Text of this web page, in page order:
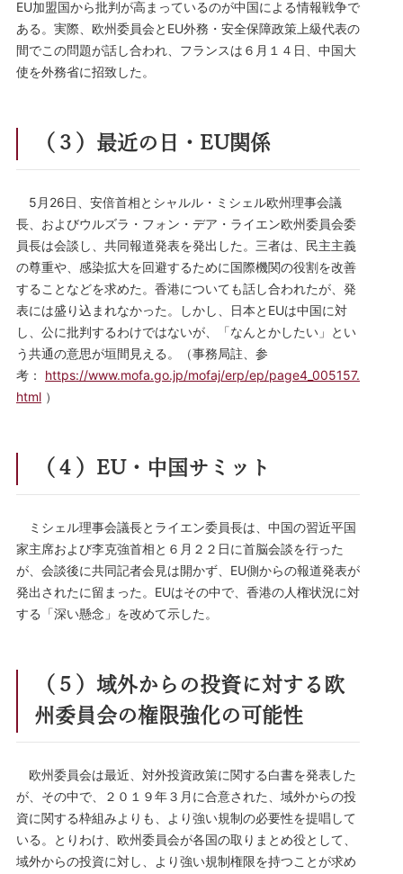
EU加盟国から批判が高まっているのが中国による情報戦争で
ある。実際、欧州委員会とEU外務・安全保障政策上級代表の
間でこの問題が話し合われ、フランスは６月１４日、中国大
使を外務省に招致した。
（３）最近の日・EU関係
5月26日、安倍首相とシャルル・ミシェル欧州理事会議
長、およびウルズラ・フォン・デア・ライエン欧州委員会委
員長は会談し、共同報道発表を発出した。三者は、民主主義
の尊重や、感染拡大を回避するために国際機関の役割を改善
することなどを求めた。香港についても話し合われたが、発
表には盛り込まれなかった。しかし、日本とEUは中国に対
し、公に批判するわけではないが、「なんとかしたい」とい
う共通の意思が垣間見える。（事務局註、参
考： https://www.mofa.go.jp/mofaj/erp/ep/page4_005157.
html ）
（４）EU・中国サミット
ミシェル理事会議長とライエン委員長は、中国の習近平国
家主席および李克強首相と６月２２日に首脳会談を行った
が、会談後に共同記者会見は開かず、EU側からの報道発表が
発出されたに留まった。EUはその中で、香港の人権状況に対
する「深い懸念」を改めて示した。
（５）域外からの投資に対する欧
州委員会の権限強化の可能性
欧州委員会は最近、対外投資政策に関する白書を発表した
が、その中で、２０１９年３月に合意された、域外からの投
資に関する枠組みよりも、より強い規制の必要性を提唱して
いる。とりわけ、欧州委員会が各国の取りまとめ役として、
域外からの投資に対し、より強い規制権限を持つことが求め